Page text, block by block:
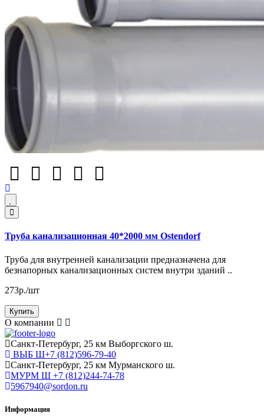
Труба канализационная 40*2000 мм Ostendorf
Труба для внутренней канализации предназначена для
безнапорных канализационных систем внутри зданий ..
273р./шт
Купить
О компании
Cанкт-Петербург, 25 км Выборгского ш.
ВЫБ Ш+7 (812)596-79-40
Cанкт-Петербург, 25 км Мурманского ш.
МУРМ Ш +7 (812)244-74-78
5967940@sordon.ru
Информация